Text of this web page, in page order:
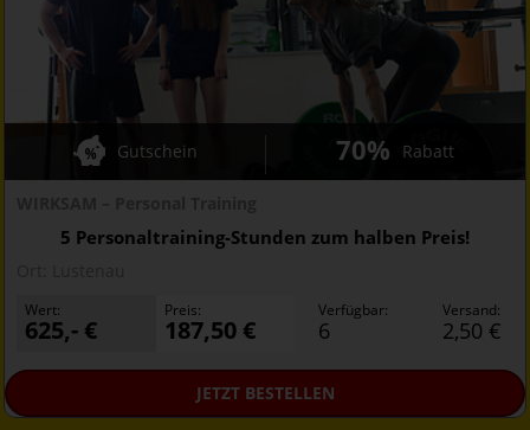
5 Personaltraining-Stunden zum halben Preis!
Gutschein 70% Rabatt
Wert:
625,- €
Preis:
187,50 €
Verfügbar:
6
Versand:
2,50 €
JETZTBESTELLEN